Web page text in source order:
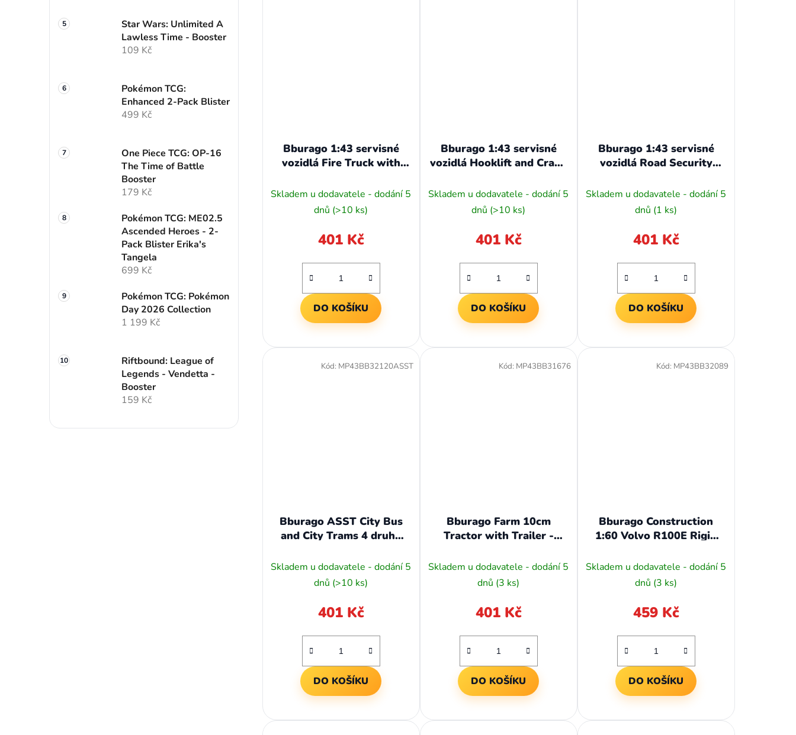
Star Wars: Unlimited A
Lawless Time - Booster
109 Kč
Pokémon TCG:
Enhanced 2-Pack Blister
499 Kč
One Piece TCG: OP-16
The Time of Battle
Booster
179 Kč
Pokémon TCG: ME02.5
Ascended Heroes - 2-
Pack Blister Erika's
Tangela
699 Kč
Pokémon TCG: Pokémon
Day 2026 Collection
1 199 Kč
Riftbound: League of
Legends - Vendetta -
Booster
159 Kč
Bburago 1:43 servisné
vozidlá Fire Truck with
Skladem u dodavatele - dodání 5
dnů (>10 ks)
401 Kč
DO KOŠÍKU
Bburago 1:43 servisné
vozidlá Hooklift and Crane
Skladem u dodavatele - dodání 5
dnů (>10 ks)
401 Kč
DO KOŠÍKU
Bburago 1:43 servisné
vozidlá Road Security
Signal Board
Skladem u dodavatele - dodání 5
dnů (1 ks)
401 Kč
DO KOŠÍKU
Bburago ASST City Bus
and City Trams 4 druhy
Skladem u dodavatele - dodání 5
dnů (>10 ks)
401 Kč
DO KOŠÍKU
Kód: MP43BB32120ASST
Bburago Farm 10cm
Tractor with Trailer -
Trailer
Skladem u dodavatele - dodání 5
dnů (3 ks)
401 Kč
DO KOŠÍKU
Kód: MP43BB31676
Bburago Construction
1:60 Volvo R100E Rigid
Skladem u dodavatele - dodání 5
dnů (3 ks)
459 Kč
DO KOŠÍKU
Kód: MP43BB32089